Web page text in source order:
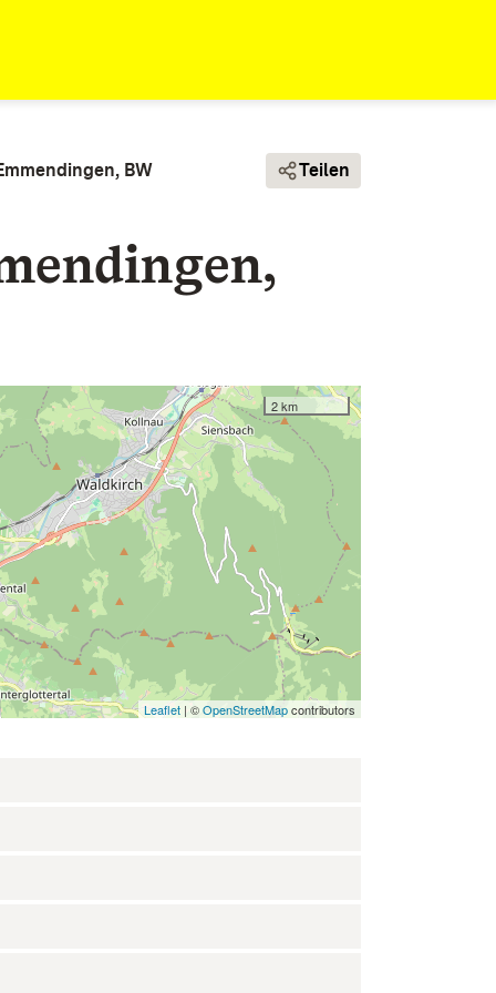
BW Teilen
2 km
Leaflet | ©OpenStreetMapcontributors